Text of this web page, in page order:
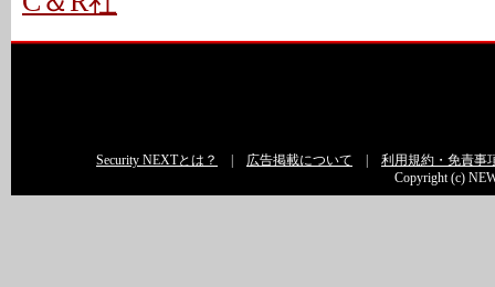
Security NEXTとは？ 広告掲載について
利用規約・免責事
Copyright (c)